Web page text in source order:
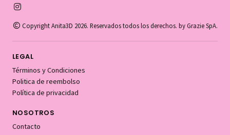
Copyright Anita3D 2026. Reservados todos los derechos. by Grazie SpA.
LEGAL
Términos y Condiciones
Politica de reembolso
Política de privacidad
NOSOTROS
Contacto